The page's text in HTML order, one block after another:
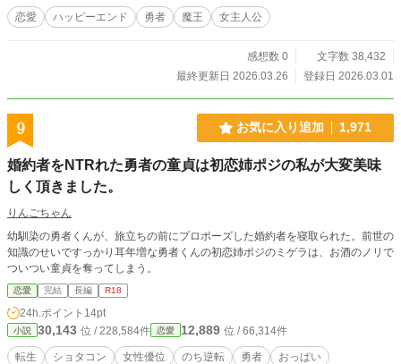
恋愛 ハッピーエンド 勇者 魔王 女主人公
感想数 0
文字数 38,432
最終更新日 2026.03.26
登録日 2026.03.01
9 お気に入り追加 1,971
婚約者をNTRれた勇者の童貞は初恋姉ポジの私が大変美味
しく頂きました。
りんごちゃん
幼馴染の勇者くんが、旅立ちの前にプロポーズした婚約者を寝取られた。前世の
知識のせいですっかり耳年増な勇者くんの初恋姉ポジのミゲラは、お酒のノリで
ついつい童貞を奪ってしまう。
恋愛 完結 長編 R18
24h.ポイント 14pt
小説 30,143 位 / 228,584件 恋愛 12,889 位 / 66,314件
転生 ショタコン 女性優位 のち逆転 勇者
おっぱい